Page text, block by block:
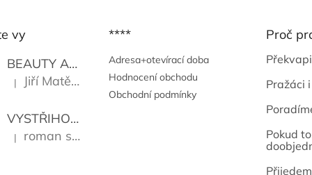
vy
BEAUTY AND THE BEAT
Go Go's
Hodnocení produktu je 5 z 5 hvězdiček.
| Jiří Matějů
VYSTŘIHOVÁNKY - PRAŽSKÉ PAMÁTKY Kropáček
Hodnocení produktu je 5 z 5 hvězdiček.
| roman sekanina
****
Adresa+otevírací doba
Hodnocení obchodu
Obchodní podmínky
Proč
Pražáci
Pokud